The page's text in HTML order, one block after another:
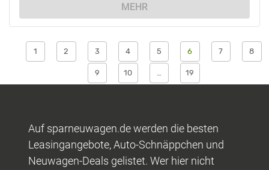
MEHR
1 2 3 4 5 6 7 8
9 10 … 19
Auf sparneuwagen.de werden die besten
Leasingangebote, Auto-Schnäppchen und
Neuwagen-Deals gelistet. Wer hier nicht